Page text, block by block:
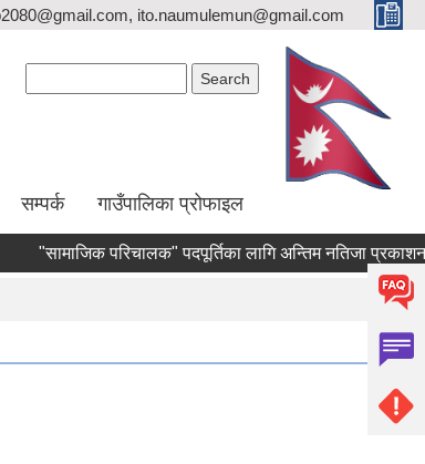
ito.naumulemun@gmail.com
सम्पर्क गाउँपालिका प्रोफाइल
परिचालक" पदपूर्तिका लागि अन्तिम नतिजा प्रकाशन